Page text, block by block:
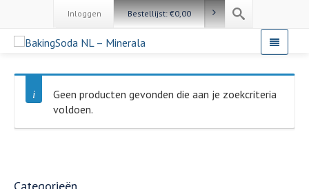
Inloggen Bestellijst:€0,00
Geen producten gevonden die aan je zoekcriteria
voldoen.